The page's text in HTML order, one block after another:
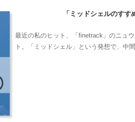
「ミッドシェルのすす
最近の私のヒット、「finetrack」のニュ
ト。「ミッドシェル」という発想で、中